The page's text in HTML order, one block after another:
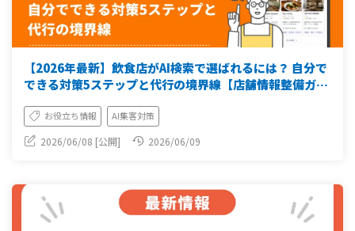
【2026年最新】飲食店がAI検索で選ばれるには？ 自分で
できる対策5ステップと代行の境界線【店舗情報整備ガイ
お役立ち情報 AI集客対策
2026/06/08 [公開] 2026/06/09